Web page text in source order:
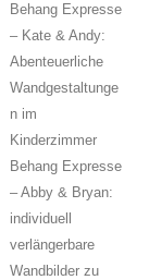
Behang Expresse
– Kate & Andy:
Abenteuerliche
Wandgestaltunge
n im
Kinderzimmer
Behang Expresse
– Abby & Bryan:
individuell
verlängerbare
Wandbilder zu